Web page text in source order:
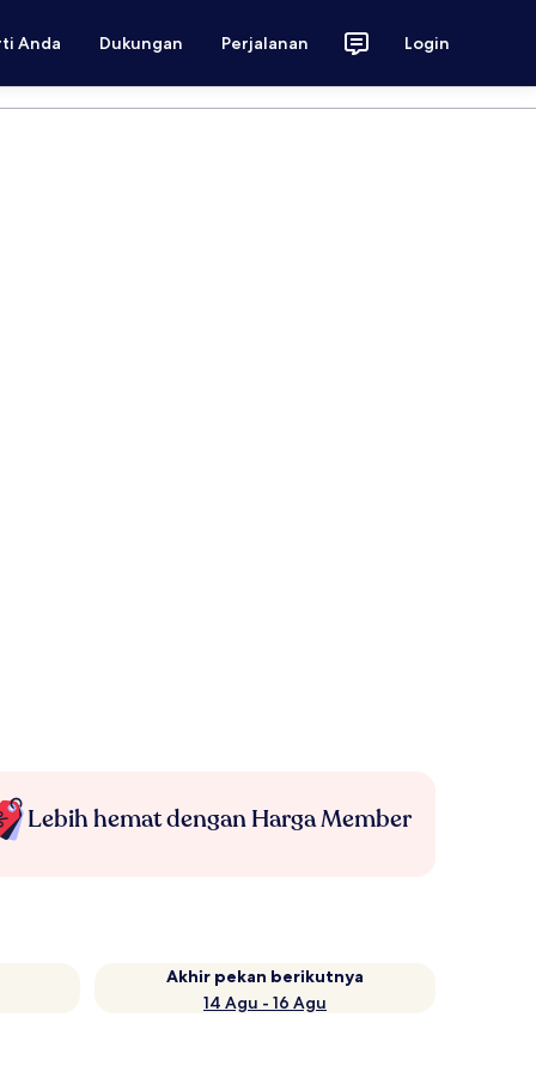
Anda Dukungan Perjalanan Login
Lebih hemat dengan Harga Member
Akhir pekan berikutnya
14 Agu - 16 Agu